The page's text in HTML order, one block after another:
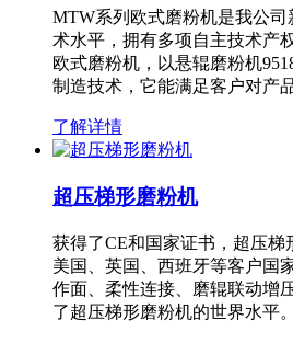
MTW系列欧式磨粉机是我公
术水平，拥有多项自主技术产
欧式磨粉机，以悬辊磨粉机
制造技术，它能满足客户对产
了解详情
超压梯形磨粉机
获得了CE和国家证书，超压梯
美国、英国、西班牙等客户国
作面、柔性连接、磨辊联动增
了超压梯形磨粉机的世界水平